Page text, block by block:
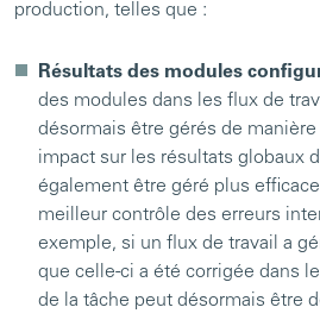
production, telles que :
Résultats des modules
des modules dans les flux de
désormais être gérés de
impact sur les résultats globaux
également être géré plus
meilleur contrôle des erreurs
exemple, si un flux de travail a
que celle-ci a été corrigée dans
de la tâche peut désormais être